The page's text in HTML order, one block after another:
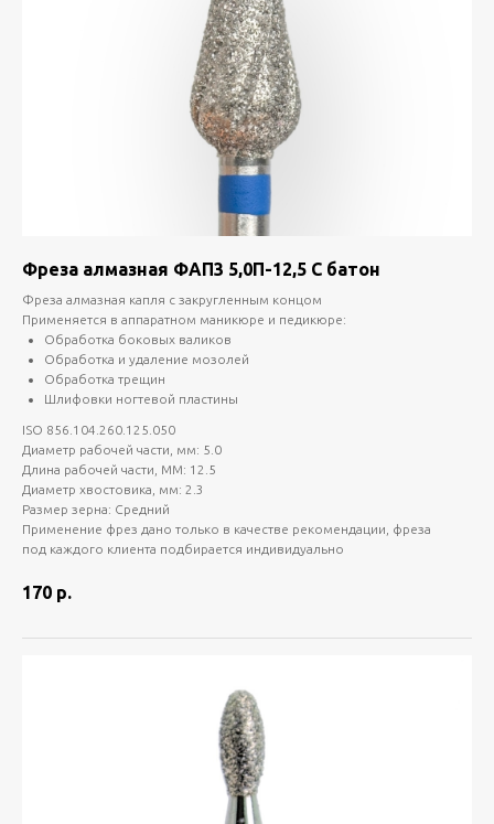
Фреза алмазная ФАП3 5,0П-12,5 С батон
Фреза алмазная капля с закругленным концом
Применяется в аппаратном маникюре и педикюре:
Обработка боковых валиков
Обработка и удаление мозолей
Обработка трещин
Шлифовки ногтевой пластины
ISO 856.104.260.125.050
Диаметр рабочей части, мм: 5.0
Длина рабочей части, ММ: 12.5
Диаметр хвостовика, мм: 2.3
Размер зерна: Средний
Применение фрез дано только в качестве рекомендации, фреза
под каждого клиента подбирается индивидуально
170 р.